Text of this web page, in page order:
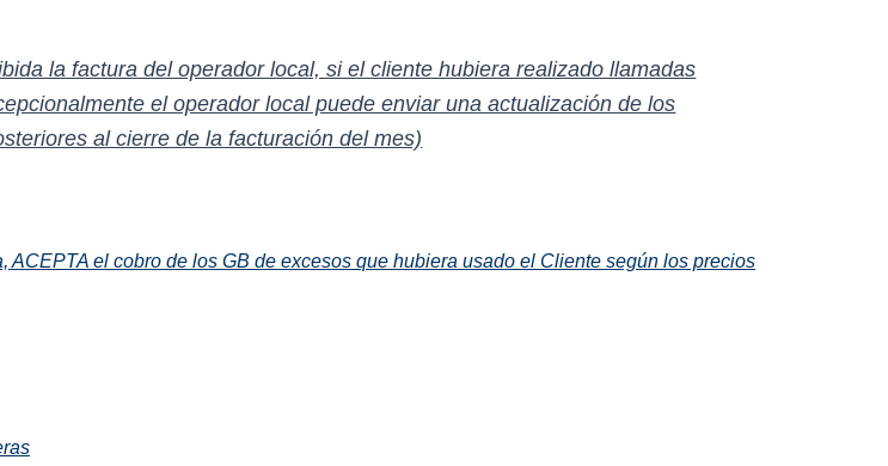
la factura del operador local, si el cliente hubiera realizado llamadas
el operador local puede enviar una actualización de los
al cierre de la facturación del mes)
ACEPTA el cobro de los GB de excesos que hubiera usado el Cliente según los precios